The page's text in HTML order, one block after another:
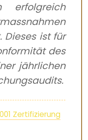
erfolgreich
Dieses ist für
des
jährlichen
Zertifizierung